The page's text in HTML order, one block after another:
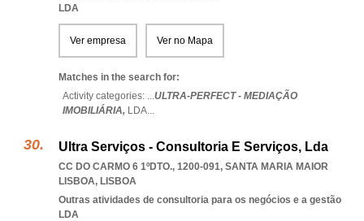
LDA
Ver empresa Ver no Mapa
Matches in the search for:
Activity categories: ...ULTRA-PERFECT - MEDIAÇÃO
IMOBILIÁRIA, LDA...
Ultra Serviços - Consultoria E Serviços, Lda
CC DO CARMO 6 1ºDTO., 1200-091, SANTA MARIA MAIOR
LISBOA, LISBOA
Outras atividades de consultoria para os negócios e a gestão
LDA